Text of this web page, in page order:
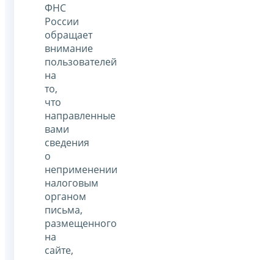
ФНС
России
обращает
внимание
пользователей
на
то,
что
направленные
вами
сведения
о
неприменении
налоговым
органом
письма,
размещенного
на
сайте,